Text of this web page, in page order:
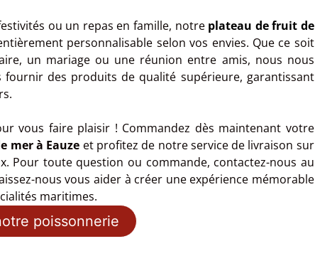
ou un repas en famille, notre plateau de fruit de
personnalisable selon vos envies. Que ce soit
un mariage ou une réunion entre amis, nous nous
fournir des produits de qualité supérieure, garantissant
vous faire plaisir ! Commandez dès maintenant votre
mer à Eauze et profitez de notre service de livraison sur
Pour toute question ou commande, contactez-nous au
nous vous aider à créer une expérience mémorable
maritimes.
poissonnerie